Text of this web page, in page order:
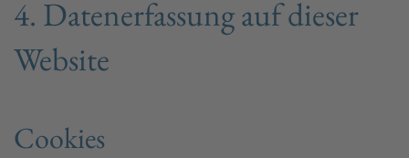
4. Datenerfassung auf dieser
Website
Cookies